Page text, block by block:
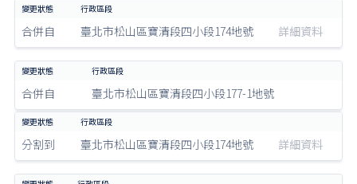
合併自 臺北市松山區寶清段四小段174地號 詳細資料
合併自 臺北市松山區寶清段四小段177-1地號
分割到 臺北市松山區寶清段四小段174地號 詳細資料